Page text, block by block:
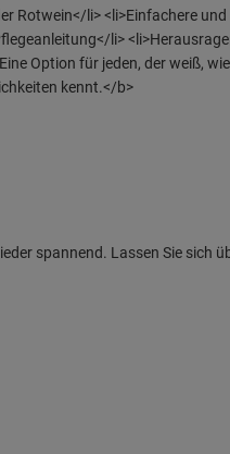
spannend. Lassen Sie sich